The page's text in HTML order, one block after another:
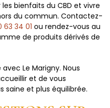
bienfaits du CBD et vivre
du commun. Contactez-
63 34 01 ou rendez-vous au
de produits dérivés de
Le Marigny. Nous
et de vous
saine et plus équilibrée.